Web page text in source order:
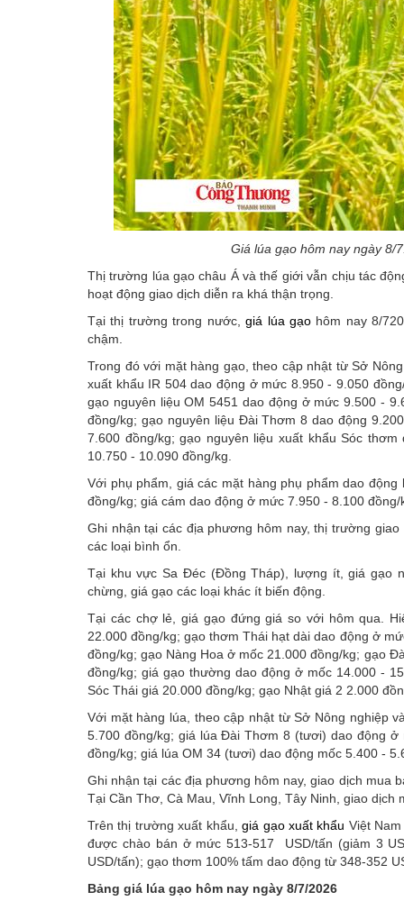
Giá lúa gạo hôm nay ngày 8/
Thị trường lúa gạo châu Á và thế giới vẫn chịu tác
hoạt động giao dịch diễn ra khá thận trọng.
Tại thị trường trong nước,giá lúa gạohôm nay 8/
chậm.
Trong đó với mặt hàng gạo, theo cập nhật từ Sở
xuất khẩu IR 504 dao động ở mức 8.950 - 9.050
gạo nguyên liệu OM 5451 dao động ở mức 9.500 -
đồng/kg; gạo nguyên liệu Đài Thơm 8 dao động
7.600 đồng/kg; gạo nguyên liệu xuất khẩu Sóc
10.750 - 10.090 đồng/kg.
Với phụ phẩm, giá các mặt hàng phụ phẩm dao
đồng/kg; giá cám dao động ở mức 7.950 - 8.100
Ghi nhận tại các địa phương hôm nay, thị trường
các loại bình ổn.
Tại khu vực Sa Đéc (Đồng Tháp), lượng ít, giá gạo
chừng, giá gạo các loại khác ít biến động.
Tại các chợ lẻ, giá gạo đứng giá so với hôm qua.
22.000 đồng/kg; gạo thơm Thái hạt dài dao động ở
đồng/kg; gạo Nàng Hoa ở mốc 21.000 đồng/kg; gạo
đồng/kg; giá gạo thường dao động ở mốc 14.000 -
Sóc Thái giá 20.000 đồng/kg; gạo Nhật giá 2 2.000
Với mặt hàng lúa, theo cập nhật từ Sở Nông nghiệp
5.700 đồng/kg; giá lúa Đài Thơm 8 (tươi) dao động
đồng/kg; giá lúa OM 34 (tươi) dao động mốc 5.400 -
Ghi nhận tại các địa phương hôm nay, giao dịch mua
Tại Cần Thơ, Cà Mau, Vĩnh Long, Tây Ninh, giao
Trên thị trường xuất khẩu,giá gạo xuất khẩu Việt
được chào bán ở mức 513-517 USD/tấn (giảm 3
USD/tấn); gạo thơm 100% tấm dao động từ 348-352
Bảng giá lúa gạo hôm nay ngày 8/7/2026